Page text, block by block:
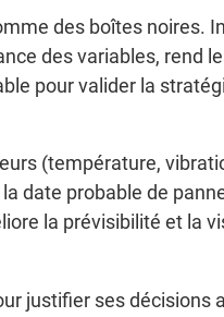
des boîtes noires.
des variables, rend
pour valider la
(température,
date probable de
la prévisibilité et la
justifier ses décisions